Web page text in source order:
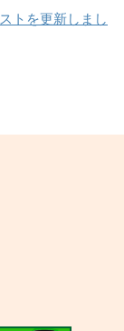
トを更新しまし